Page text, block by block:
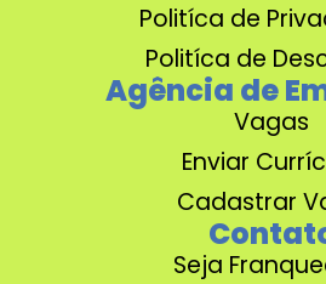
Politíca de
Politíca de
Agência de
Vagas
Enviar
Cadastrar
Seja